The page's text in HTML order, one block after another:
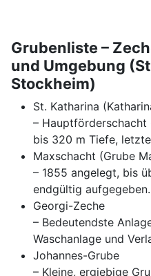
Grubenliste –
und Umgebung
Stockheim)
St. Katharina
– Hauptförderschacht
bis 320 m Tiefe,
Maxschacht (Grube
– 1855 angelegt, bis
endgültig aufgegeben.
Georgi-Zeche
– Bedeutendste
Waschanlage und
Johannes-Grube
– Kleine, ergiebige